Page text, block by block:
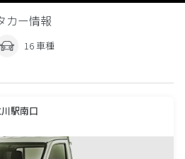
カー情報
16 車種
駅南口